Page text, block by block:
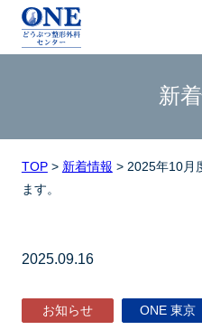
新
TOP> 新着情報 > 2025年10月
ます。
2025.09.16
お知らせ ONE 東京